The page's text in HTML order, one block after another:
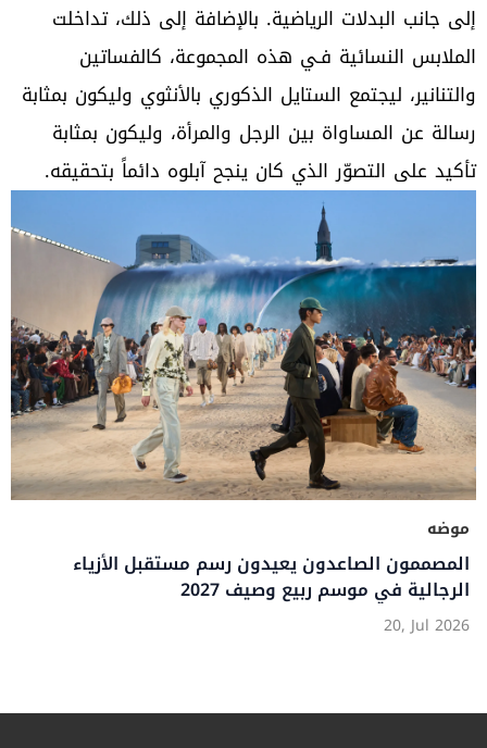
إلى جانب البدلات الرياضية. بالإضافة إلى ذلك، تداخلت
الملابس النسائية فـي هذه المجموعة، كالفساتين
والتنانير، ليجتمع الستايل الذكوري بالأنثوي وليكون بمثابة
رسالة عن المساواة بين الرجل والمرأة، وليكون بمثابة
تأكيد على التصوّر الذي كان ينجح آبلوه دائماً بتحقيقه.
موضه
المصممون الصاعدون يعيدون رسم مستقبل الأزياء
الرجالية في موسم ربيع وصيف 2027
20, Jul 2026